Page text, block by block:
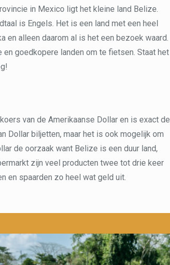
in Mexico ligt het kleine land Belize.
is Engels. Het is een land met een heel
en alleen daarom al is het een bezoek waard.
goedkopere landen om te fietsen. Staat het
van de Amerikaanse Dollar en is exact de
Dollar biljetten, maar het is ook mogelijk om
de oorzaak want Belize is een duur land,
zijn veel producten twee tot drie keer
en spaarden zo heel wat geld uit.